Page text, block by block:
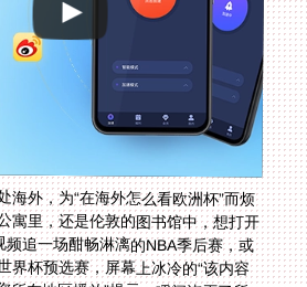
海外，为“在海外怎么看欧洲杯”而烦
寓里，还是伦敦的图书馆中，想打开
频追一场酣畅淋漓的NBA季后赛，或
界杯预选赛，屏幕上冰冷的“该内容
所在地区播放”提示，瞬间浇灭了所
，源于严格的数字版权地域限制。但
核心，就在于一款可靠的回国加速
你清晰拆解海外观看国内体育直播的
源到实操步骤，让你无论身在何方，